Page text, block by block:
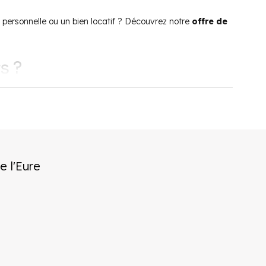
ou un bien locatif ? Découvrez notre offre de
?
commune d’environ 12 000 habitants abrite
de shopping. En périphérie, les deux zones
la présence de la ligne J du transilien. Enfin,
l'Eure